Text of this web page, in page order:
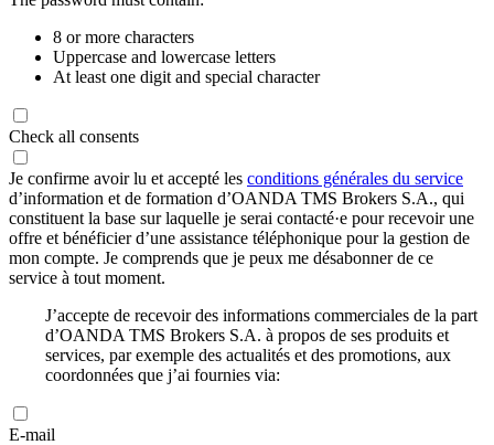
8 or more characters
Uppercase and lowercase letters
At least one digit and special character
Check all consents
Je confirme avoir lu et accepté les conditions générales du service
d’information et de formation d’OANDA TMS Brokers S.A., qui
constituent la base sur laquelle je serai contacté·e pour recevoir une
offre et bénéficier d’une assistance téléphonique pour la gestion de
mon compte. Je comprends que je peux me désabonner de ce
service à tout moment.
J’accepte de recevoir des informations commerciales de la part
d’OANDA TMS Brokers S.A. à propos de ses produits et
services, par exemple des actualités et des promotions, aux
coordonnées que j’ai fournies via:
E-mail